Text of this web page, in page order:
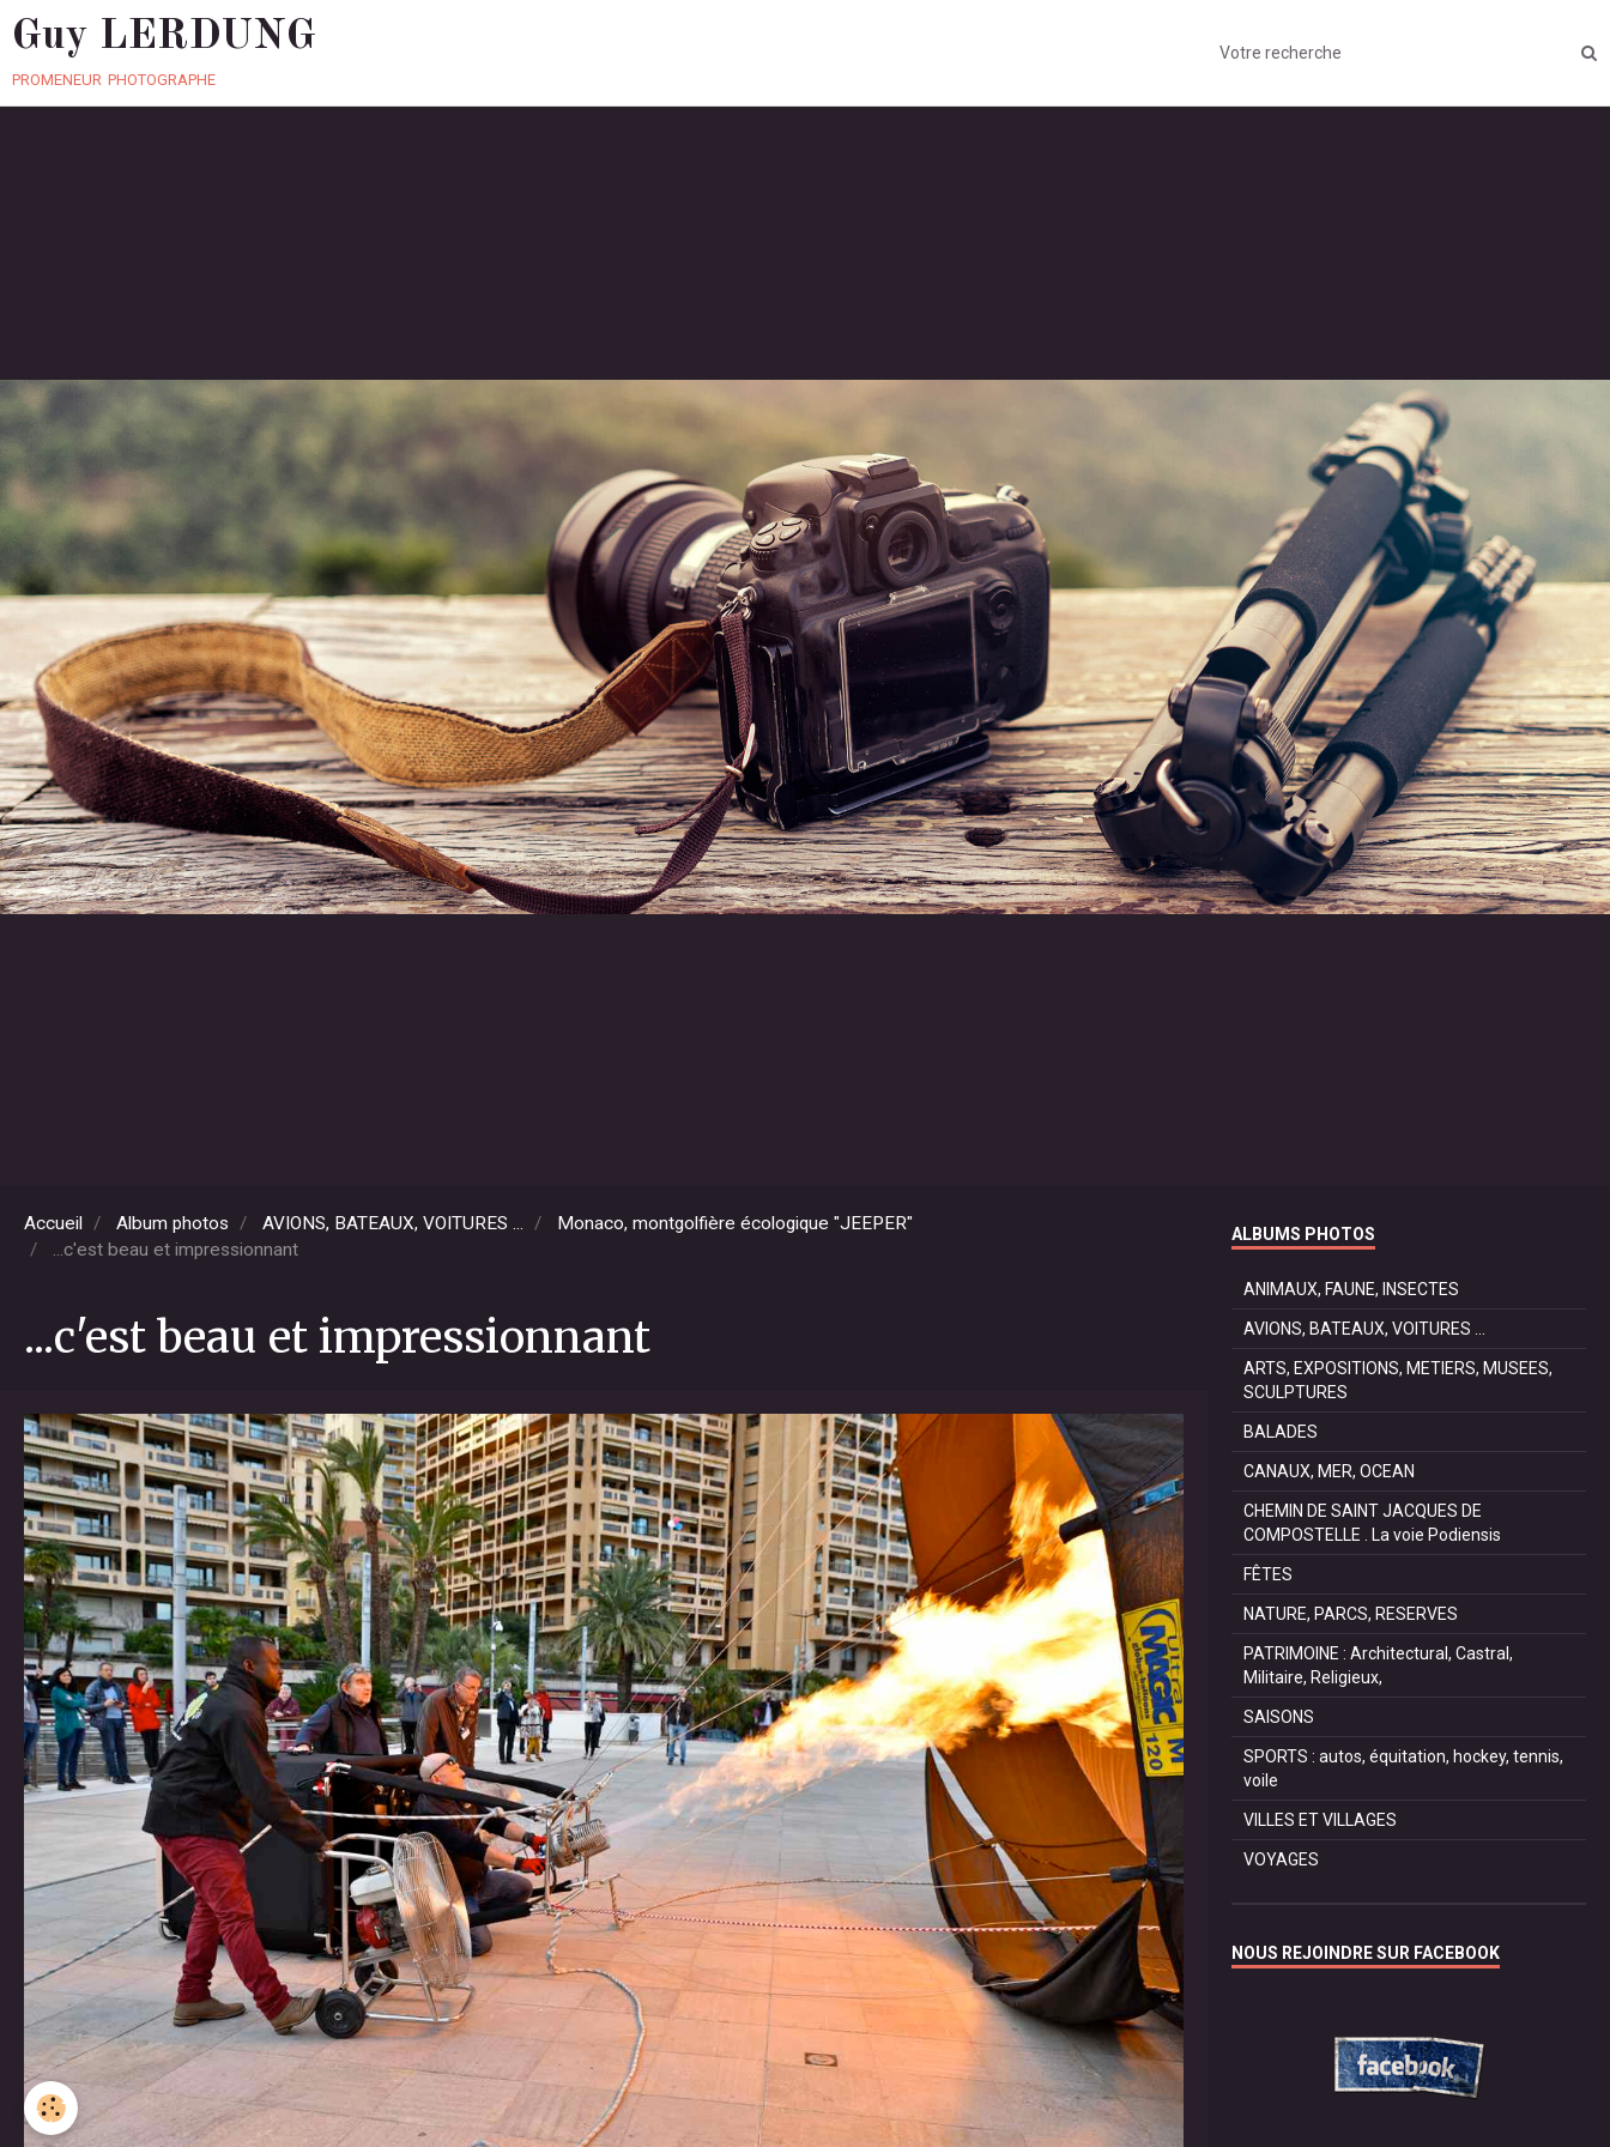
Guy LERDUNG
promeneur photographe
Accueil Album photos AVIONS, BATEAUX, VOITURES ...
Monaco, montgolfière écologique "JEEPER"
...c'est beau et impressionnant
...c'est beau et impressionnant
ALBUMS PHOTOS
ANIMAUX, FAUNE, INSECTES
AVIONS, BATEAUX, VOITURES ...
ARTS, EXPOSITIONS, METIERS, MUSEES,
SCULPTURES
BALADES
CANAUX, MER, OCEAN
CHEMIN DE SAINT JACQUES DE
COMPOSTELLE . La voie Podiensis
FÊTES
NATURE, PARCS, RESERVES
PATRIMOINE : Architectural, Castral,
Militaire, Religieux,
SAISONS
SPORTS : autos, équitation, hockey, tennis,
voile
VILLES ET VILLAGES
VOYAGES
NOUS REJOINDRE SUR FACEBOOK